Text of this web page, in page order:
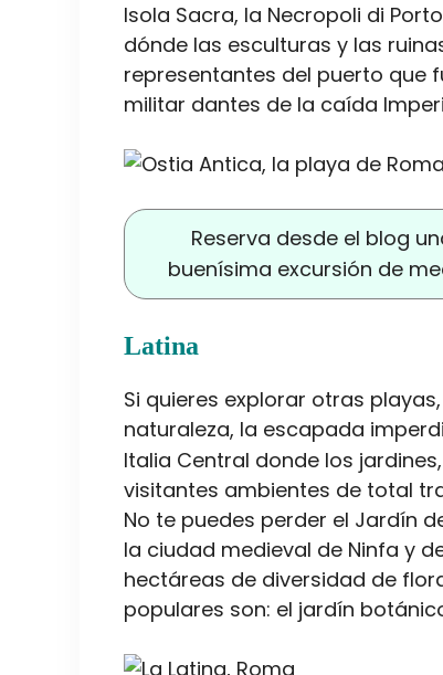
Isola Sacra, la Necropoli di
dónde las esculturas y las
representantes del puerto que
militar dantes de la caída
Reserva desde el blog
buenísima excursión de
Latina
Si quieres explorar otras
naturaleza, la escapada
Italia Central donde los
visitantes ambientes de total
No te puedes perder el Jardín
la ciudad medieval de Ninfa y
hectáreas de diversidad de
populares son: el jardín